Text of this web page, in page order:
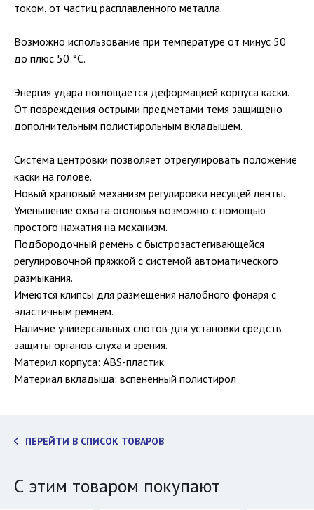
током, от частиц расплавленного металла.
Возможно использование при температуре от минус 50
до плюс 50 °С.
Энергия удара поглощается деформацией корпуса каски.
От повреждения острыми предметами темя защищено
дополнительным полистирольным вкладышем.
Система центровки позволяет отрегулировать положение
каски на голове.
Новый храповый механизм регулировки несущей ленты.
Уменьшение охвата оголовья возможно с помощью
простого нажатия на механизм.
Подбородочный ремень с быстрозастегивающейся
регулировочной пряжкой с системой автоматического
размыкания.
Имеются клипсы для размещения налобного фонаря с
эластичным ремнем.
Наличие универсальных слотов для установки средств
защиты органов слуха и зрения.
Материл корпуса: ABS-пластик
Материал вкладыша: вспененный полистирол
ПЕРЕЙТИ В СПИСОК ТОВАРОВ
С этим товаром покупают